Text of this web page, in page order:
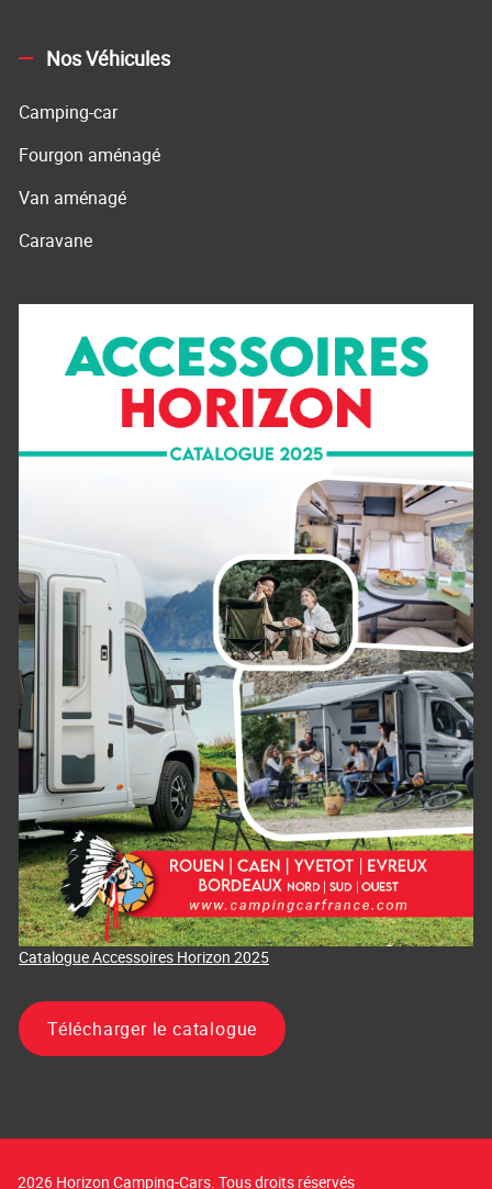
Nos Véhicules
Camping-car
Fourgon aménagé
Van aménagé
Caravane
Catalogue Accessoires Horizon 2025
Télécharger le catalogue
2026 Horizon Camping-Cars. Tous droits réservés